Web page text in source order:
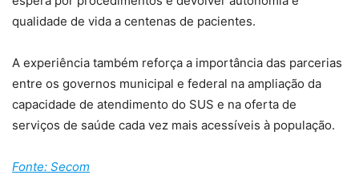
qualidade de vida a centenas de pacientes.
A experiência também reforça a importância das parcerias
entre os governos municipal e federal na ampliação da
capacidade de atendimento do SUS e na oferta de
serviços de saúde cada vez mais acessíveis à população.
Fonte: Secom